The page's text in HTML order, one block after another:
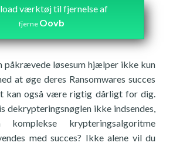
værktøj til fjernelse af
fjerne Oovb
påkrævede løsesum hjælper ikke kun
at øge deres Ransomwares succes
kan også være rigtig dårligt for dig.
dekrypteringsnøglen ikke indsendes,
krypteringsalgoritme
med succes? Ikke alene vil du